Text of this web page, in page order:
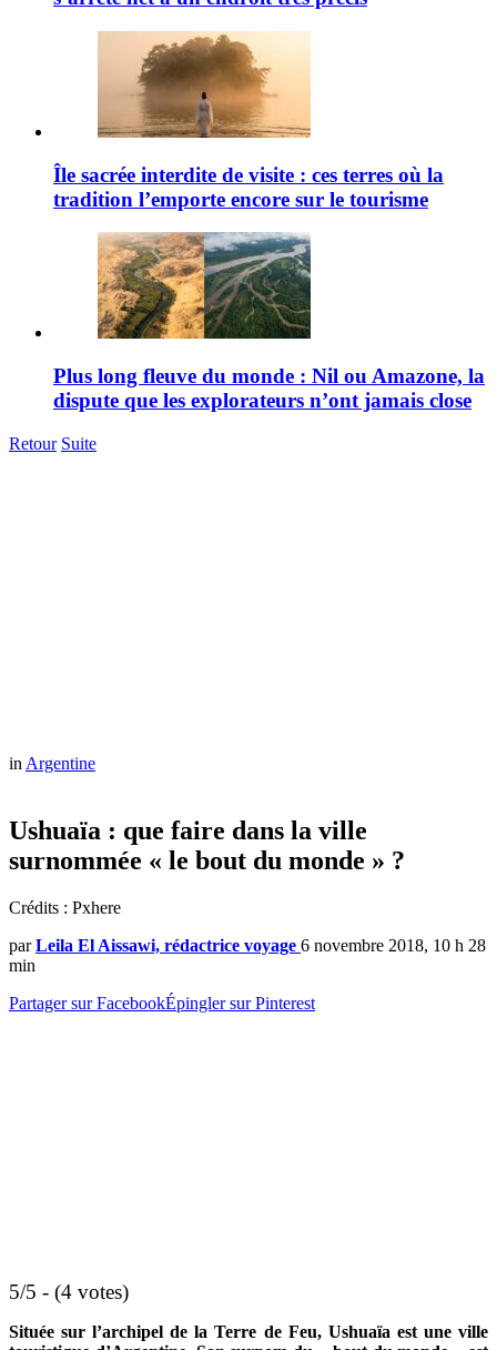
Île sacrée interdite de visite : ces terres où la
tradition l’emporte encore sur le tourisme
Plus long fleuve du monde : Nil ou Amazone, la
dispute que les explorateurs n’ont jamais close
Retour Suite
in Argentine
Ushuaïa : que faire dans la ville
surnommée « le bout du monde » ?
Crédits : Pxhere
par Leila El Aissawi, rédactrice voyage 6 novembre 2018, 10 h 28
min
Partager sur FacebookÉpingler sur Pinterest
5/5 - (4 votes)
Située sur l’archipel de la Terre de Feu, Ushuaïa est une ville